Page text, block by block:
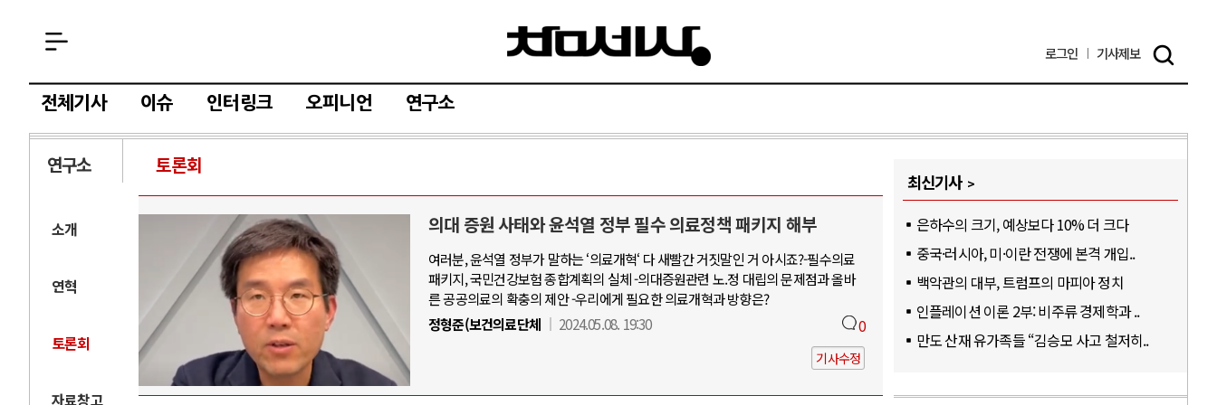
로그인 기사제보
전체기사 이슈 인터링크 오피니언 연구소
연구소 토론회
소개
연혁
토론회
자료창고
의대 증원 사태와 윤석열 정부 필수 의료정책 패키지 해부
여러분, 윤석열 정부가 말하는 ‘의료개혁‘ 다 새빨간 거짓말인 거 아시죠?-필수의료
패키지, 국민건강보험 종합계획의 실체 -의대증원관련 노.정 대립의 문제점과 올바
른 공공의료의 확충의 제안 -우리에게 필요한 의료개혁과 방향은?
정형준(보건의료단체
2024.05.08. 19:30 0
기사수정
최신기사
은하수의 크기, 예상보다 10% 더 크다
중국·러시아, 미·이란 전쟁에 본격 개입..
백악관의 대부, 트럼프의 마피아 정치
인플레이션 이론 2부: 비주류 경제학과 ..
만도 산재 유가족들 “김승모 사고 철저히..